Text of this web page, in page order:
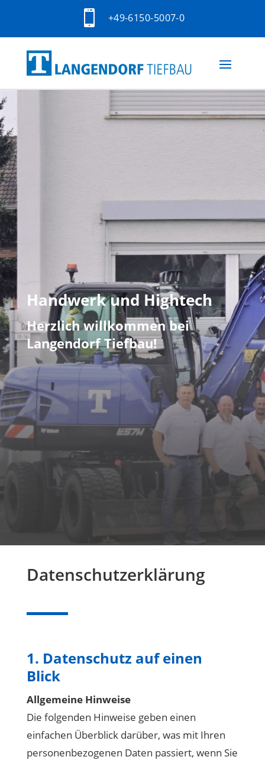
 +49-6150-5007-0
Handwerk und Hightech
Herzlich willkommen bei
Langendorf Tiefbau!
Datenschutzerklärung
1. Datenschutz auf einen
Blick
Allgemeine Hinweise
Die folgenden Hinweise geben einen
einfachen Überblick darüber, was mit Ihren
personenbezogenen Daten passiert, wenn Sie